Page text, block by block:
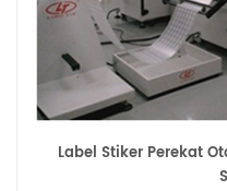
Label Stiker Perekat